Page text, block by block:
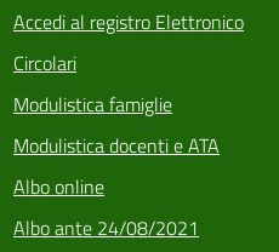
Accedi al registro Elettronico
Circolari
Modulistica famiglie
Modulistica docenti e ATA
Albo online
Albo ante 24/08/2021